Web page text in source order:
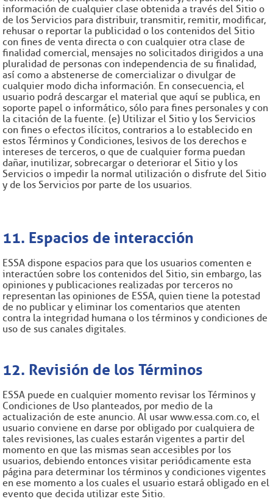
información de cualquier clase obtenida a través del Sitio o
de los Servicios para distribuir, transmitir, remitir, modificar,
rehusar o reportar la publicidad o los contenidos del Sitio
con fines de venta directa o con cualquier otra clase de
finalidad comercial, mensajes no solicitados dirigidos a una
pluralidad de personas con independencia de su finalidad,
así como a abstenerse de comercializar o divulgar de
cualquier modo dicha información. En consecuencia, el
usuario podrá descargar el material que aquí se publica, en
soporte papel o informático, sólo para fines personales y con
la citación de la fuente. (e) Utilizar el Sitio y los Servicios
con fines o efectos ilícitos, contrarios a lo establecido en
estos Términos y Condiciones, lesivos de los derechos e
intereses de terceros, o que de cualquier forma puedan
dañar, inutilizar, sobrecargar o deteriorar el Sitio y los
Servicios o impedir la normal utilización o disfrute del Sitio
y de los Servicios por parte de los usuarios.
11. Espacios de interacción
ESSA dispone espacios para que los usuarios comenten e
interactúen sobre los contenidos del Sitio, sin embargo, las
opiniones y publicaciones realizadas por terceros no
representan las opiniones de ESSA, quien tiene la potestad
de no publicar y eliminar los comentarios que atenten
contra la integridad humana o los términos y condiciones de
uso de sus canales digitales.
12. Revisión de los Términos
ESSA puede en cualquier momento revisar los Términos y
Condiciones de Uso planteados, por medio de la
actualización de este anuncio. Al usar www.essa.com.co, el
usuario conviene en darse por obligado por cualquiera de
tales revisiones, las cuales estarán vigentes a partir del
momento en que las mismas sean accesibles por los
usuarios, debiendo entonces visitar periódicamente esta
página para determinar los términos y condiciones vigentes
en ese momento a los cuales el usuario estará obligado en el
evento que decida utilizar este Sitio.